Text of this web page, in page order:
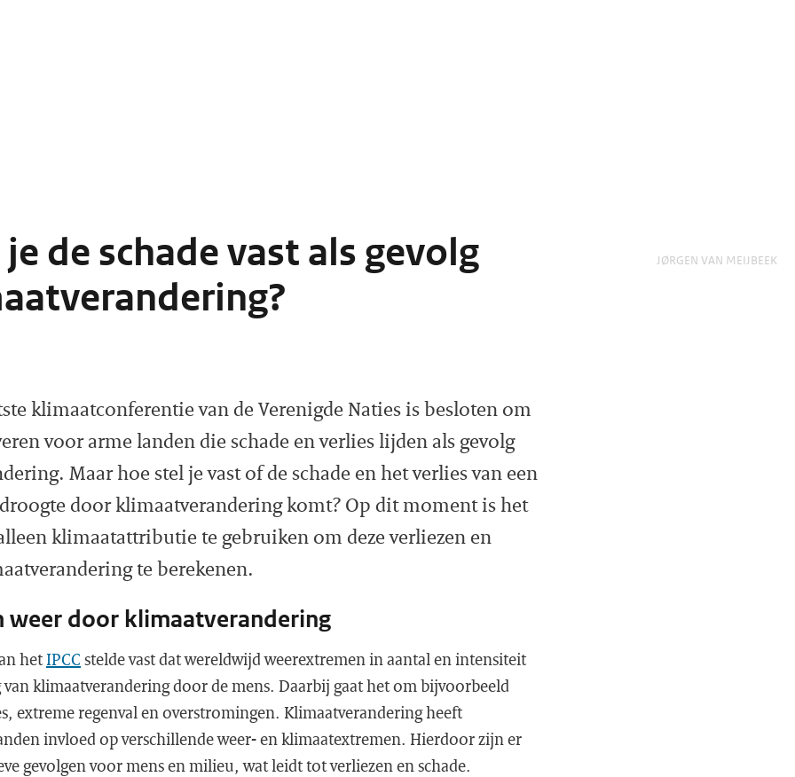
JØRGEN VAN MEIJBEEK
de schade vast als gevolg
klimaatconferentie van de Verenigde Naties is besloten om
voor arme landen die schade en verlies lijden als gevolg
Maar hoe stel je vast of de schade en het verlies van een
door klimaatverandering komt? Op dit moment is het
klimaatattributie te gebruiken om deze verliezen en
te berekenen.
weer door klimaatverandering
hetIPCC stelde vast dat wereldwijd weerextremen in aantal en intensiteit
van klimaatverandering door de mens. Daarbij gaat het om bijvoorbeeld
extreme regenval en overstromingen. Klimaatverandering heeft
invloed op verschillende weer- en klimaatextremen. Hierdoor zijn er
gevolgen voor mens en milieu, wat leidt tot verliezen en schade.